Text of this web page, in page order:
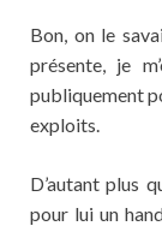
Bon, on le
présente, je
publiquement
exploits.
D’autant plus
pour lui un